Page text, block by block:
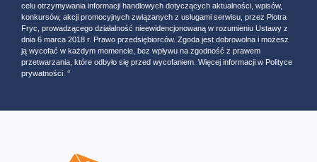
celu otrzymywania informacji handlowych dotyczących aktualności, wpisów,
konkursów, akcji promocyjnych związanych z usługami serwisu, przez Piotra
Fryc, prowadzącego działalność nieewidencjonowaną w rozumieniu Ustawy z
dnia 6 marca 2018 r. Prawo przedsiębiorców. Zgoda jest dobrowolna i możesz
ją wycofać w każdym momencie, bez wpływu na zgodność z prawem
przetwarzania, które odbyło się przed wycofaniem. Więcej informacji w Polityce
prywatności. ‘’